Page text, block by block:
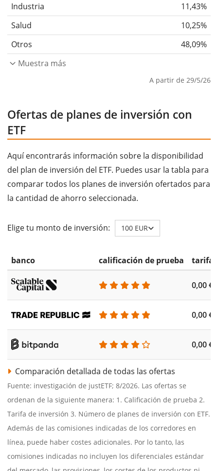
Industria
11,43%
Salud
10,25%
Otros
48,09%
Muestra más
A partir de 29/5/26
Ofertas de planes de inversión con
ETF
Aquí encontrarás información sobre la disponibilidad
del plan de inversión del ETF. Puedes usar la tabla para
comparar todos los planes de inversión ofertados para
la cantidad de ahorro seleccionada.
Elige tu monto de inversión: 100 EUR
banco calificación de prueba tarifa
0,00 €
0,00 €
0,00 €
Comparación detallada de todas las ofertas
Fuente: investigación de justETF; 8/2026. Las ofertas se
ordenan de la siguiente manera: 1. Calificación de prueba 2.
Tarifa de inversión 3. Número de planes de inversión con ETF.
Además de las comisiones indicadas de los corredores en
línea, puede haber costes adicionales. Por lo tanto, las
comisiones indicadas no incluyen los diferenciales estándar